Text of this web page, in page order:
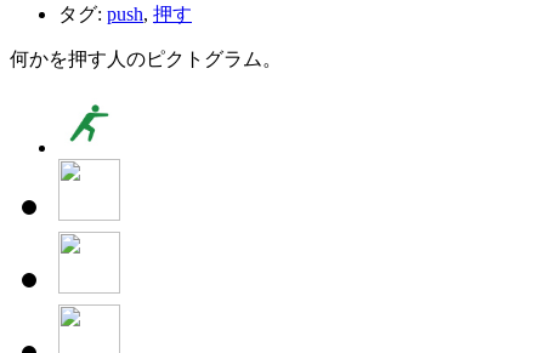
タグ: push, 押す
何かを押す人のピクトグラム。